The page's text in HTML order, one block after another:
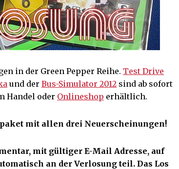
in der Green Pepper Reihe. Test Drive
und der Bus-Simulator 2012 sind ab sofort
Handel oder Onlineshop erhältlich.
mit allen drei Neuerscheinungen!
mit gültiger E-Mail Adresse, auf
an der Verlosung teil. Das Los